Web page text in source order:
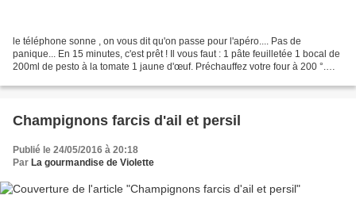
le téléphone sonne , on vous dit qu'on passe pour l'apéro.... Pas de
panique... En 15 minutes, c'est prêt ! Il vous faut : 1 pâte feuilletée 1 bocal de
200ml de pesto à la tomate 1 jaune d'œuf. Préchauffez votre four à 200 °.
Champignons farcis d'ail et persil
Publié le 24/05/2016 à 20:18
Par La gourmandise de Violette